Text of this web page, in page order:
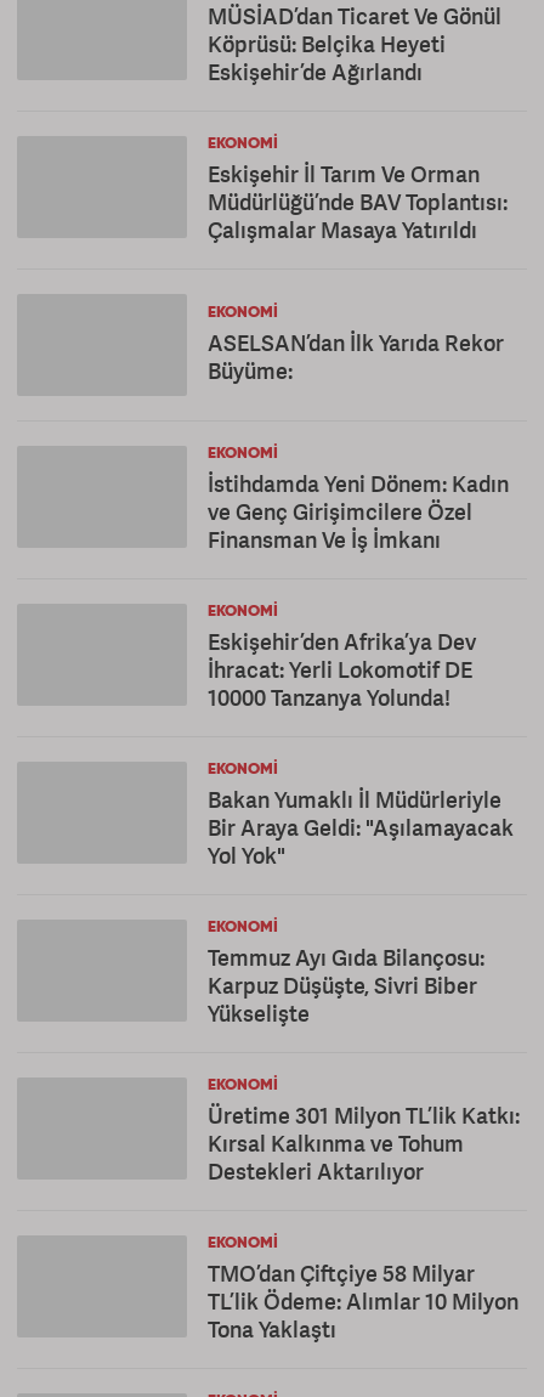
MÜSİAD’dan Ticaret Ve Gönül
Köprüsü: Belçika Heyeti
Eskişehir’de Ağırlandı
EKONOMI
Eskişehir İl Tarım Ve Orman
Müdürlüğü’nde BAV Toplantısı:
Çalışmalar Masaya Yatırıldı
EKONOMI
ASELSAN’dan İlk Yarıda Rekor
Büyüme:
EKONOMI
İstihdamda Yeni Dönem: Kadın
ve Genç Girişimcilere Özel
Finansman Ve İş İmkanı
EKONOMI
Eskişehir’den Afrika’ya Dev
İhracat: Yerli Lokomotif DE
10000 Tanzanya Yolunda!
EKONOMI
Bakan Yumaklı İl Müdürleriyle
Bir Araya Geldi: "Aşılamayacak
Yol Yok"
EKONOMI
Temmuz Ayı Gıda Bilançosu:
Karpuz Düşüşte, Sivri Biber
Yükselişte
EKONOMI
Üretime 301 Milyon TL’lik Katkı:
Kırsal Kalkınma ve Tohum
Destekleri Aktarılıyor
EKONOMI
TMO’dan Çiftçiye 58 Milyar
TL’lik Ödeme: Alımlar 10 Milyon
Tona Yaklaştı